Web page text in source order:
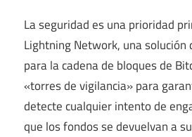
La seguridad es una prioridad
Lightning Network, una solución
para la cadena de bloques de
«torres de vigilancia» para
detecte cualquier intento de
que los fondos se devuelvan a